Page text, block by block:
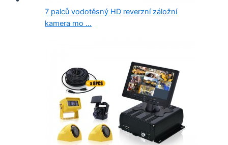
7 palců vodotěsný HD reverzní záložní
kamera mo ...